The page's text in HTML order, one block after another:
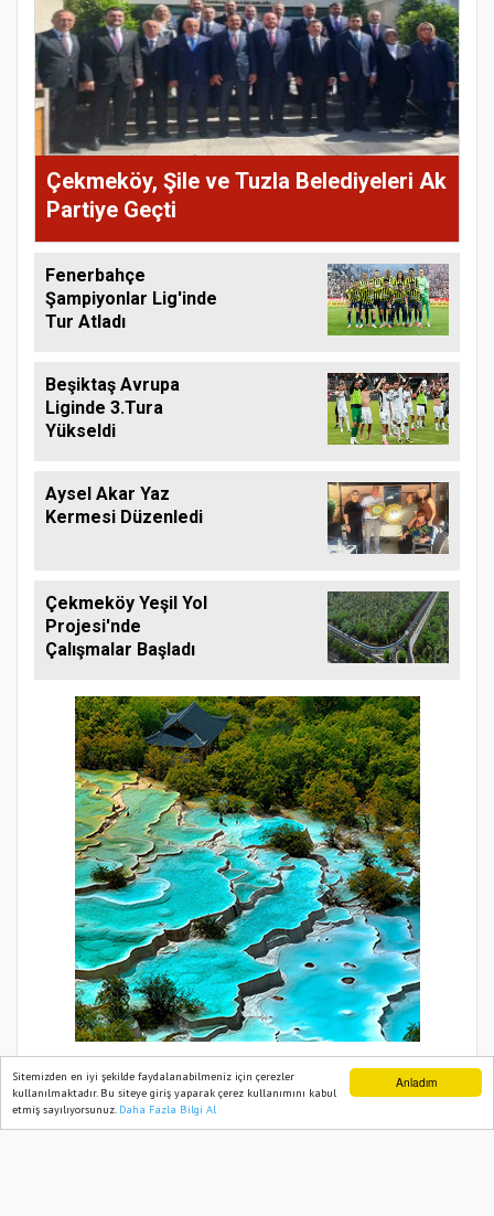
Anladım
Sitemizden en iyi şekilde faydalanabilmeniz için çerezler
kullanılmaktadır. Bu siteye giriş yaparak çerez kullanımını kabul
etmiş sayılıyorsunuz. Daha Fazla Bilgi Al
Çekmeköy, Şile ve Tuzla Belediyeleri Ak
Partiye Geçti
Fenerbahçe
Şampiyonlar Lig'inde
Tur Atladı
Beşiktaş Avrupa
Liginde 3.Tura
Yükseldi
Aysel Akar Yaz
Kermesi Düzenledi
Çekmeköy Yeşil Yol
Projesi'nde
Çalışmalar Başladı
Ana Sayfa Web TV